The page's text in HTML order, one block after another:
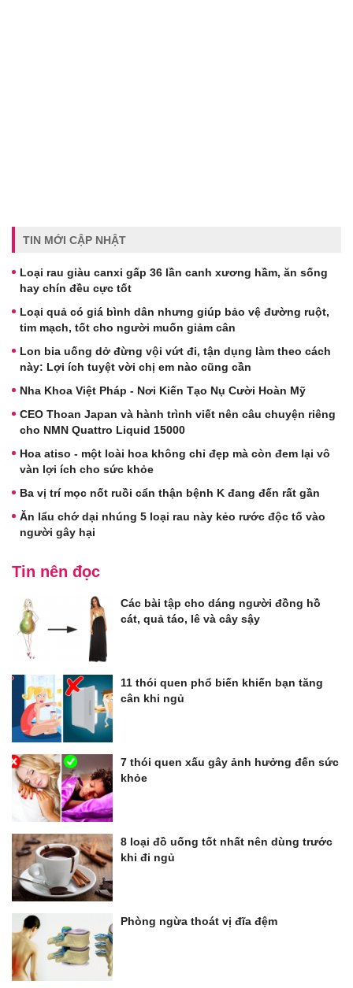
TIN MỚI CẬP NHẬT
Loại rau giàu canxi gấp 36 lần canh xương hầm, ăn sống
hay chín đều cực tốt
Loại quả có giá bình dân nhưng giúp bảo vệ đường ruột,
tim mạch, tốt cho người muốn giảm cân
Lon bia uống dở đừng vội vứt đi, tận dụng làm theo cách
này: Lợi ích tuyệt vời chị em nào cũng cần
Nha Khoa Việt Pháp - Nơi Kiến Tạo Nụ Cười Hoàn Mỹ
CEO Thoan Japan và hành trình viết nên câu chuyện riêng
cho NMN Quattro Liquid 15000
Hoa atiso - một loài hoa không chỉ đẹp mà còn đem lại vô
vàn lợi ích cho sức khỏe
Ba vị trí mọc nốt ruồi cẩn thận bệnh K đang đến rất gần
Ăn lẩu chớ dại nhúng 5 loại rau này kẻo rước độc tố vào
người gây hại
Tin nên đọc
Các bài tập cho dáng người đồng hồ
cát, quả táo, lê và cây sậy
11 thói quen phổ biến khiến bạn tăng
cân khi ngủ
7 thói quen xấu gây ảnh hưởng đến sức
khỏe
8 loại đồ uống tốt nhất nên dùng trước
khi đi ngủ
Phòng ngừa thoát vị đĩa đệm